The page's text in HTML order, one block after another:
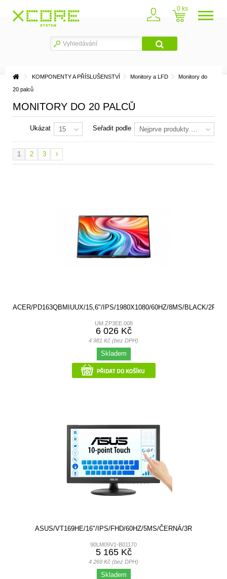
0
KOMPONENTY A PŘÍSLUŠENSTVÍ Monitory a LFD Monitory do
20 palců
MONITORY DO 20 PALCŮ
Seřadit podle Nejprve produkty skladem
Ukázat 15
1 2 3
ACER/PD163QBMIUUX/15,6"/IPS/1980X1080/60HZ/8MS/BLACK/2R
UM.ZP3EE.008
6 026 Kč
4 981 Kč (bez DPH)
Skladem
ASUS/VT169HE/16"/IPS/FHD/60HZ/5MS/ČERNÁ/3R
90LM09V1-B01170
5 165 Kč
4 269 Kč (bez DPH)
Skladem